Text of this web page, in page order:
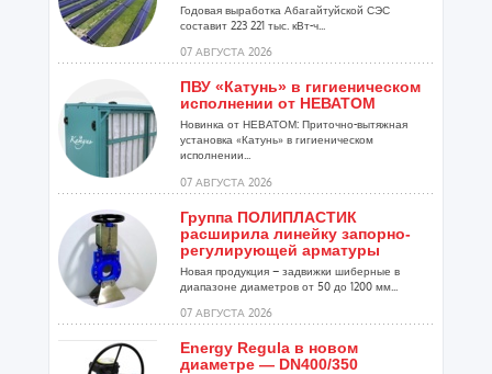
Годовая выработка Абагайтуйской СЭС
составит 223 221 тыс. кВт-ч...
07 АВГУСТА 2026
ПВУ «Катунь» в гигиеническом
исполнении от НЕВАТОМ
Новинка от НЕВАТОМ: Приточно-вытяжная
установка «Катунь» в гигиеническом
исполнении...
07 АВГУСТА 2026
Группа ПОЛИПЛАСТИК
расширила линейку запорно-
регулирующей арматуры
Новая продукция – задвижки шиберные в
диапазоне диаметров от 50 до 1200 мм...
07 АВГУСТА 2026
Energy Regula в новом
диаметре — DN400/350